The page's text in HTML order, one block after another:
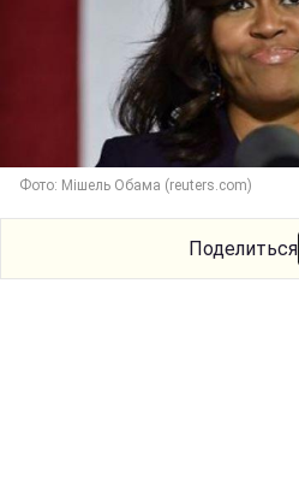
Фото: Мішель Обама (reuters.com)
Поделиться